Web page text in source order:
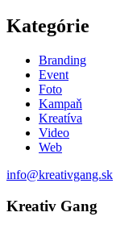
Kategórie
Branding
Event
Foto
Kampaň
Kreatíva
Video
Web
info@kreativgang.sk
Kreativ Gang